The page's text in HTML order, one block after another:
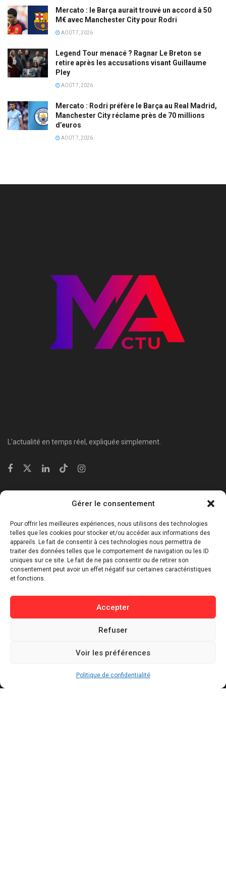
Gérer le consentement
Pour offrir les meilleures expériences, nous utilisons des technologies
telles que les cookies pour stocker et/ou accéder aux informations des
appareils. Le fait de consentir à ces technologies nous permettra de
traiter des données telles que le comportement de navigation ou les ID
uniques sur ce site. Le fait de ne pas consentir ou de retirer son
consentement peut avoir un effet négatif sur certaines caractéristiques
et fonctions.
Accepter
Refuser
Voir les préférences
Politique de confidentialité
Mercato : le Barça aurait trouvé un accord à 50
M€ avec Manchester City pour Rodri
AOÛT 7, 2026
Legend Tour menacé ? Ragnar Le Breton se
retire après les accusations visant Guillaume
Pley
AOÛT 7, 2026
Mercato : Rodri préfère le Barça au Real Madrid,
Manchester City réclame près de 70 millions
d’euros
AOÛT 7, 2026
L’actualité en temps réel, expliquée simplement.
Économie & Business
⁠Culture & Divertissement
⁠Tech & Innovation
Sport
Buzz / Insolite
Informations
Politique de cookies